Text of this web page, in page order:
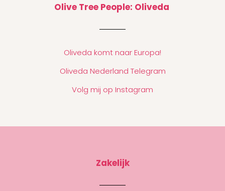
Olive Tree People: Oliveda
Oliveda komt naar Europa!
Oliveda Nederland Telegram
Volg mij op Instagram
Zakelijk